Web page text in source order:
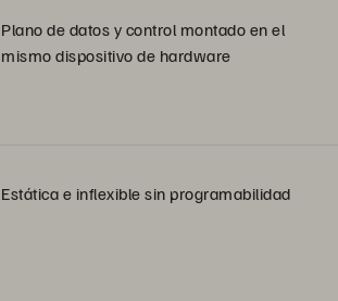
Plano de datos y control montado en el
mismo dispositivo de hardware
Estática e inflexible sin programabilidad